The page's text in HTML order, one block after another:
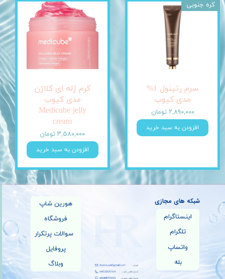
سرم رتینول 1%
مدی کیوب
۲,۸۹۰,۰۰۰ تومان
افزودن به سبد خرید
کره جنوبی
کرم ژله ای کلاژن
مدی کیوب
Medicube jelly
cream
۳,۵۸۰,۰۰۰ تومان
افزودن به سبد خرید
هورین شاپ
فروشگاه
سوالات پرتکرار
پروفایل
وبلاگ
اینستاگرام
تلگرام
واتساپ
بله
شبکه های مجازی